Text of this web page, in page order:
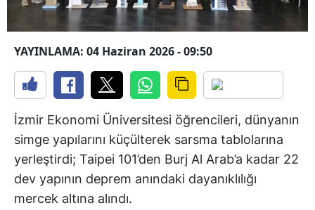
YAYINLAMA: 04 Haziran 2026 - 09:50
İzmir Ekonomi Üniversitesi öğrencileri, dünyanın
simge yapılarını küçülterek sarsma tablolarına
yerleştirdi; Taipei 101’den Burj Al Arab’a kadar 22
dev yapının deprem anındaki dayanıklılığı
mercek altına alındı.